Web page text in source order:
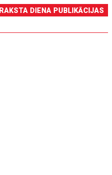
DIENA PUBLIKĀCIJAS